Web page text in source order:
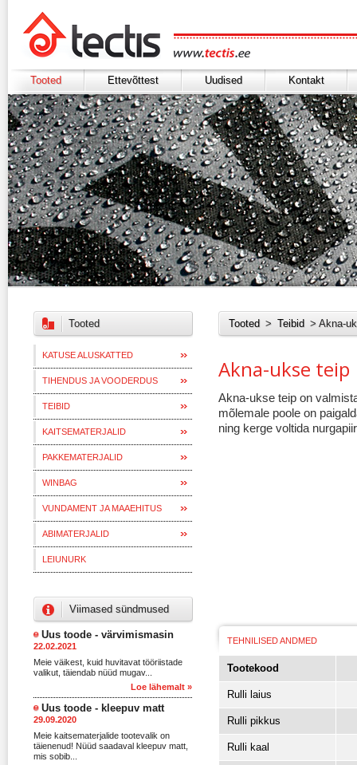
Tooted Ettevõttest Uudised Kontakt
Tooted
KATUSE ALUSKATTED
TIHENDUS JA VOODERDUS
TEIBID
KAITSEMATERJALID
PAKKEMATERJALID
WINBAG
VUNDAMENT JA MAAEHITUS
ABIMATERJALID
LEIUNURK
Viimased sündmused
Uus toode - värvimismasin
22.02.2021
Meie väikest, kuid huvitavat tööriistade
valikut, täiendab nüüd mugav...
Loe lähemalt »
Uus toode - kleepuv matt
29.09.2020
Meie kaitsematerjalide tootevalik on
täienenud! Nüüd saadaval kleepuv matt,
mis sobib...
Tooted > Teibid > Akna-
Akna-ukse teip
Akna-ukse teip on
mõlemale poole on
ning kerge voltida
TEHNILISED ANDMED
Tootekood
Rulli laius
Rulli pikkus
Rulli kaal